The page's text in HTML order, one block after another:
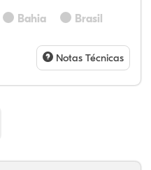
Bahia Brasil
Notas Técnicas